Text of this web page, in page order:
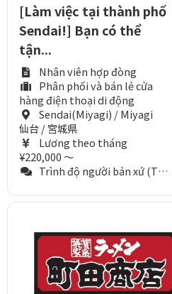
[Làm việc tại thành phố
Sendai!] Bạn có thể
tận...
Nhân viên hợp đòng
Phân phối và bán lẻ cửa
hàng điện thoại di động
Sendai(Miyagi) / Miyagi
仙台 / 宮城県
Lương theo tháng
¥220,000 ～
Trình độ người bản xứ (Tương đương N1)